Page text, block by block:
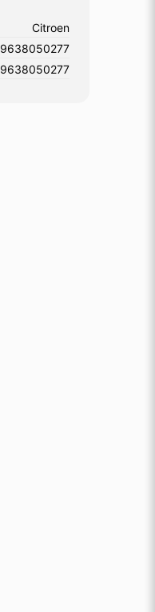
Citroen
9638050277
9638050277